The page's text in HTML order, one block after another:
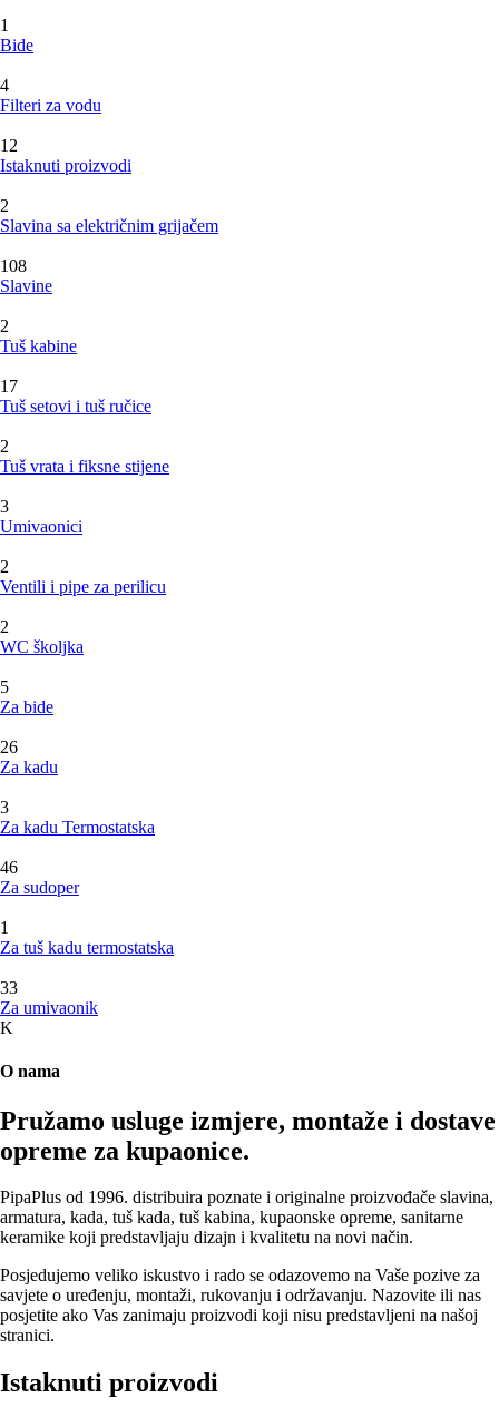
1
Bide
4
Filteri za vodu
12
Istaknuti proizvodi
2
Slavina sa električnim grijačem
108
Slavine
2
Tuš kabine
17
Tuš setovi i tuš ručice
2
Tuš vrata i fiksne stijene
3
Umivaonici
2
Ventili i pipe za perilicu
2
WC školjka
5
Za bide
26
Za kadu
3
Za kadu Termostatska
46
Za sudoper
1
Za tuš kadu termostatska
33
Za umivaonik
K
O nama
Pružamo usluge izmjere, montaže i dostave
opreme za kupaonice.
PipaPlus od 1996. distribuira poznate i originalne proizvođače slavina,
armatura, kada, tuš kada, tuš kabina, kupaonske opreme, sanitarne
keramike koji predstavljaju dizajn i kvalitetu na novi način.
Posjedujemo veliko iskustvo i rado se odazovemo na Vaše pozive za
savjete o uređenju, montaži, rukovanju i održavanju. Nazovite ili nas
posjetite ako Vas zanimaju proizvodi koji nisu predstavljeni na našoj
stranici.
Istaknuti proizvodi